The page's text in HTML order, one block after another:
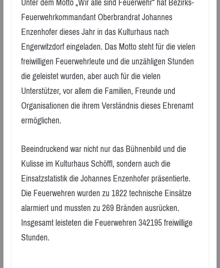
Feuerwehrkommandant Oberbrandrat Johannes
Enzenhofer dieses Jahr in das Kulturhaus nach
Engerwitzdorf eingeladen. Das Motto steht für die vielen
freiwilligen Feuerwehrleute und die unzähligen Stunden
die geleistet wurden, aber auch für die vielen
Unterstützer, vor allem die Familien, Freunde und
Organisationen die ihrem Verständnis dieses Ehrenamt
ermöglichen.
Beeindruckend war nicht nur das Bühnenbild und die
Kulisse im Kulturhaus Schöffl, sondern auch die
Einsatzstatistik die Johannes Enzenhofer präsentierte.
Die Feuerwehren wurden zu 1822 technische Einsätze
alarmiert und mussten zu 269 Bränden ausrücken.
Insgesamt leisteten die Feuerwehren 342195 freiwillige
Stunden.